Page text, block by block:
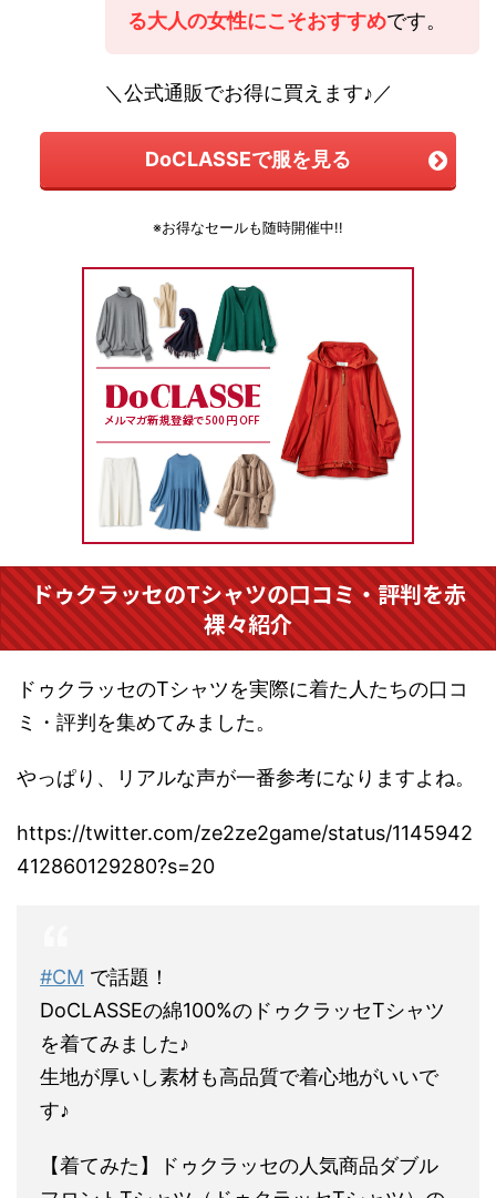
る大人の女性にこそおすすめです。
＼公式通販でお得に買えます♪／
DoCLASSEで服を見る
※お得なセールも随時開催中!!
ドゥクラッセのTシャツの口コミ・評判を赤
裸々紹介
ドゥクラッセのTシャツを実際に着た人たちの口コ
ミ・評判を集めてみました。
やっぱり、リアルな声が一番参考になりますよね。
https://twitter.com/ze2ze2game/status/1145942
412860129280?s=20
#CM で話題！
DoCLASSEの綿100%のドゥクラッセTシャツ
を着てみました♪
生地が厚いし素材も高品質で着心地がいいで
す♪
【着てみた】ドゥクラッセの人気商品ダブル